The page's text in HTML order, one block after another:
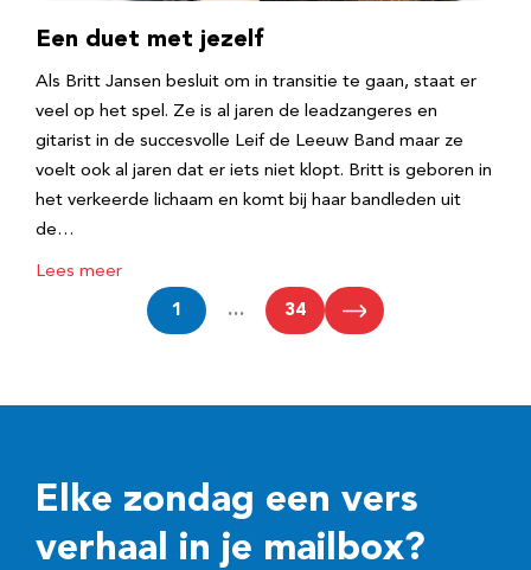
Een duet met jezelf
Als Britt Jansen besluit om in transitie te gaan, staat er
veel op het spel. Ze is al jaren de leadzangeres en
gitarist in de succesvolle Leif de Leeuw Band maar ze
voelt ook al jaren dat er iets niet klopt. Britt is geboren in
het verkeerde lichaam en komt bij haar bandleden uit
de…
Lees meer
1 … 34
Elke zondag een vers
verhaal in je mailbox?